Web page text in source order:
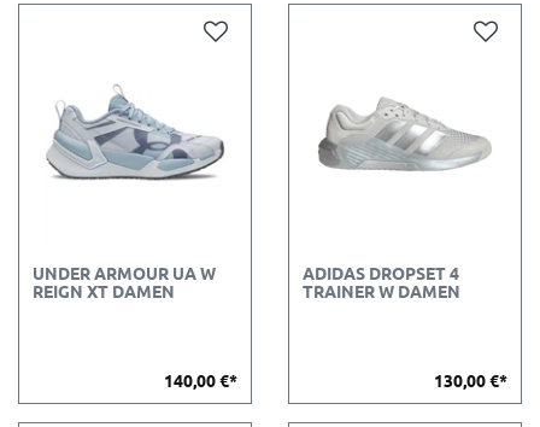
UNDER ARMOUR UA W
REIGN XT DAMEN
140,00 €*
ADIDAS DROPSET 4
TRAINER W DAMEN
130,00 €*